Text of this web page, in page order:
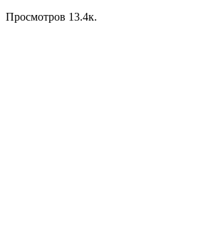
Просмотров 13.4к.